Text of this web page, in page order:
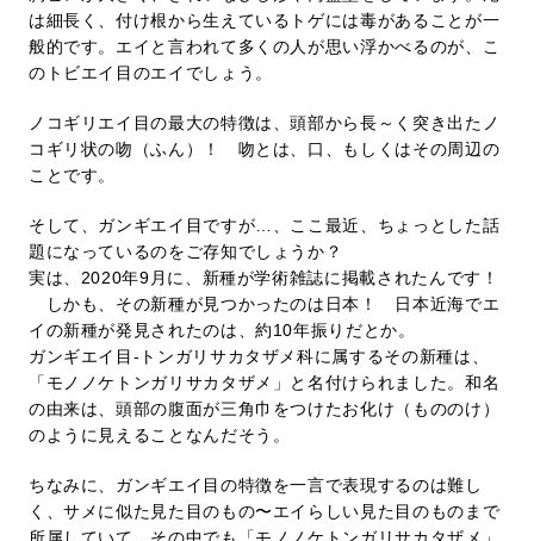
は細長く、付け根から生えているトゲには毒があることが一
般的です。エイと言われて多くの人が思い浮かべるのが、こ
のトビエイ目のエイでしょう。
ノコギリエイ目の最大の特徴は、頭部から長～く突き出たノ
コギリ状の吻（ふん）！ 吻とは、口、もしくはその周辺の
ことです。
そして、ガンギエイ目ですが…、ここ最近、ちょっとした話
題になっているのをご存知でしょうか？
実は、2020年9月に、新種が学術雑誌に掲載されたんです！
しかも、その新種が見つかったのは日本！ 日本近海でエ
イの新種が発見されたのは、約10年振りだとか。
ガンギエイ目-トンガリサカタザメ科に属するその新種は、
「モノノケトンガリサカタザメ」と名付けられました。和名
の由来は、頭部の腹面が三角巾をつけたお化け（もののけ）
のように見えることなんだそう。
ちなみに、ガンギエイ目の特徴を一言で表現するのは難し
く、サメに似た見た目のもの〜エイらしい見た目のものまで
所属していて、その中でも「モノノケトンガリサカタザメ」